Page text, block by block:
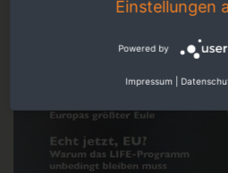
Einstellungen
Powered by
Impressum